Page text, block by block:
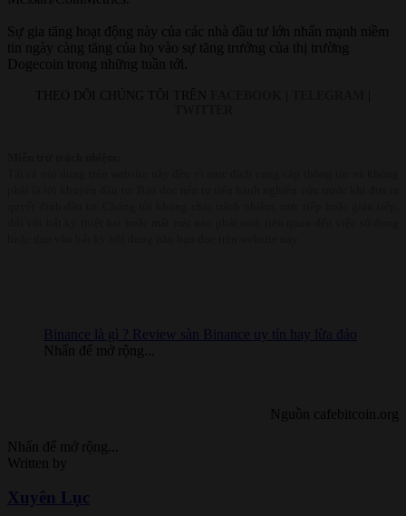
Sự gia tăng hoạt động này của các nhà đầu tư lớn nhấn mạnh niềm
tin ngày càng tăng của họ vào sự tăng trưởng của thị trường
Dogecoin trong những tuần tới.
Binance là gì ? Review sàn Binance uy tín hay lừa đảo
Nhấn để mở rộng...
Nguồn cafebitcoin.org​
Nhấn để mở rộng...
Written by
Xuyên Lục